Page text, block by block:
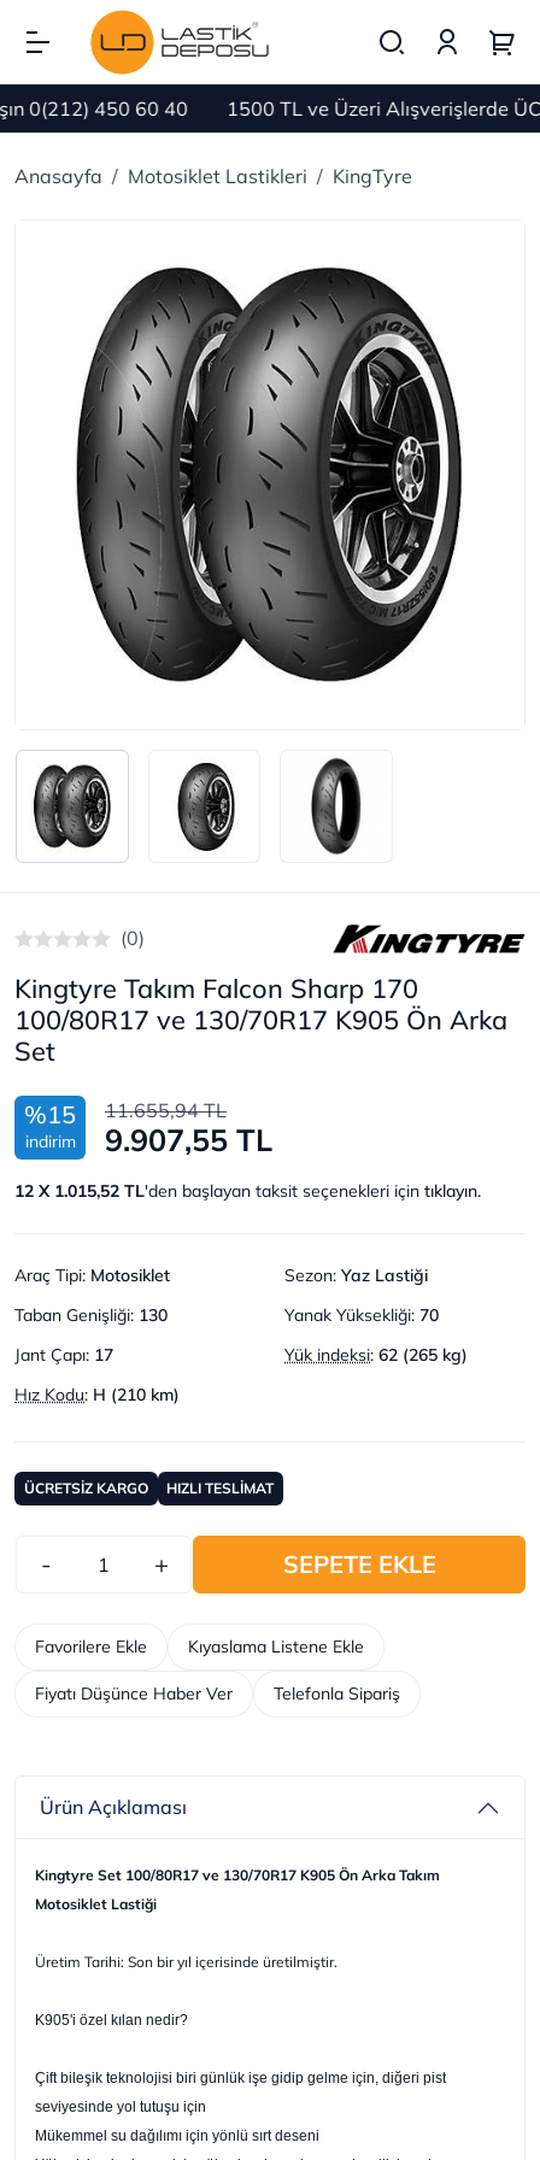
0(212) 450 60 40 1500 TL ve Üzeri Alışverişlerde
Anasayfa Motosiklet Lastikleri KingTyre
(0)
Kingtyre Takım Falcon Sharp 170
100/80R17 ve 130/70R17 K905 Ön Arka
Set
%15
indirim
11.655,94 TL
9.907,55 TL
12 X 1.015,52 TL'den başlayan taksit seçenekleri için tıklayın.
Araç Tipi: Motosiklet Sezon: Yaz Lastiği
Taban Genişliği: 130 Yanak Yüksekliği: 70
Jant Çapı: 17 Yük indeksi: 62 (265 kg)
Hız Kodu: H (210 km)
ÜCRETSİZ KARGO HIZLI TESLİMAT
- + SEPETE EKLE
Telefonla Sipariş
Kıyaslama Listene Ekle
Favorilere Ekle
Fiyatı Düşünce Haber Ver
Ürün Açıklaması
Kingtyre Set 100/80R17 ve 130/70R17 K905 Ön Arka Takım
Motosiklet Lastiği
Üretim Tarihi: Son bir yıl içerisinde üretilmiştir.
K905'i özel kılan nedir?
Çift bileşik teknolojisi biri günlük işe gidip gelme için, diğeri pist
seviyesinde yol tutuşu için
Mükemmel su dağılımı için yönlü sırt deseni